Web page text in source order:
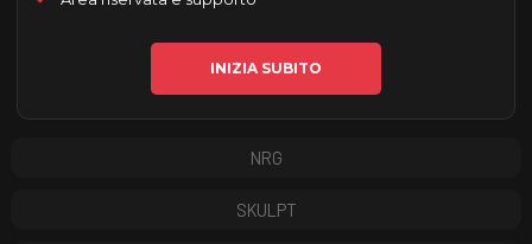
NRG
SKULPT
INIZIA SUBITO